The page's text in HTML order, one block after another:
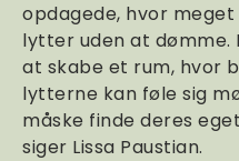
opdagede, hvor
lytter uden at dømme.
at skabe et rum, hvor
lytterne kan føle sig
måske finde deres
siger Lissa Paustian.